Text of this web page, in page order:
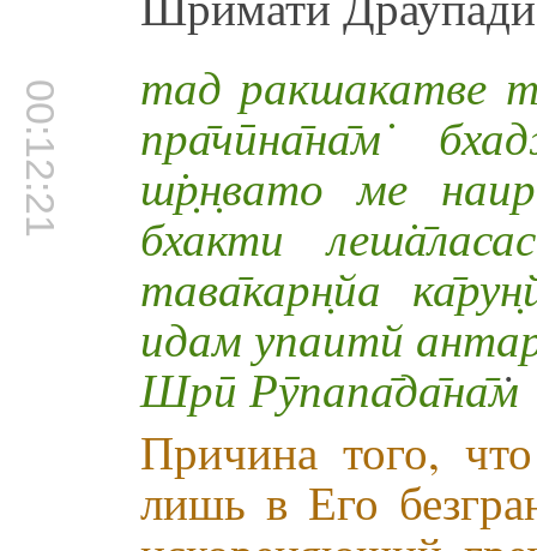
00:12:21 тад ракшакатве
пра̄чӣна̄на̄м̇
ш̇р̣н̣вато ме
бхакти
тава̄карн̣йа
идам упаитй
Шрӣ Рӯпапа̄да̄на̄м
Причина того,
лишь в Его